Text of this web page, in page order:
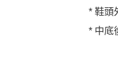
* 鞋頭
* 中底